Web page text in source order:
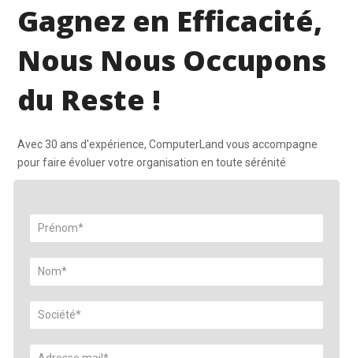
Gagnez en Efficacité,
Nous Nous Occupons
du Reste !
Avec 30 ans d'expérience, ComputerLand vous accompagne
pour faire évoluer votre organisation en toute sérénité